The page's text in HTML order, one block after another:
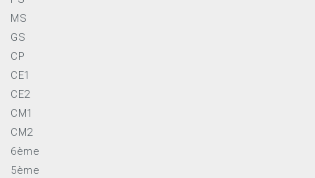
MS
GS
CP
CE1
CE2
CM1
CM2
6ème
5ème